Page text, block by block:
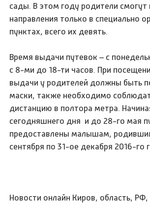
сады. В этом году родители смогут
направления только в специально
пунктах, всего их девять.
Время выдачи путевок – с
с 8-ми до 18-ти часов. При
выдачи у родителей должны быть
маски, также необходимо
дистанцию в полтора метра.
сегодняшнего дня и до 28-го мая
предоставлены малышам,
сентября по 31-ое декабря 2016-го
Новости онлайн Киров, область,